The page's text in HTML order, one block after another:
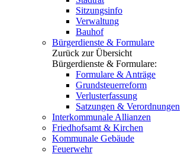
Sitzungsinfo
Verwaltung
Bauhof
Bürgerdienste & Formulare
Zurück zur Übersicht
Bürgerdienste & Formulare:
Formulare & Anträge
Grundsteuerreform
Verlusterfassung
Satzungen & Verordnungen
Interkommunale Allianzen
Friedhofsamt & Kirchen
Kommunale Gebäude
Feuerwehr